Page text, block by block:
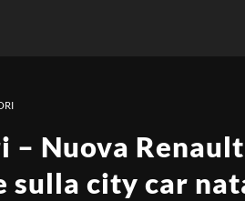
– Nuova
sulla city car